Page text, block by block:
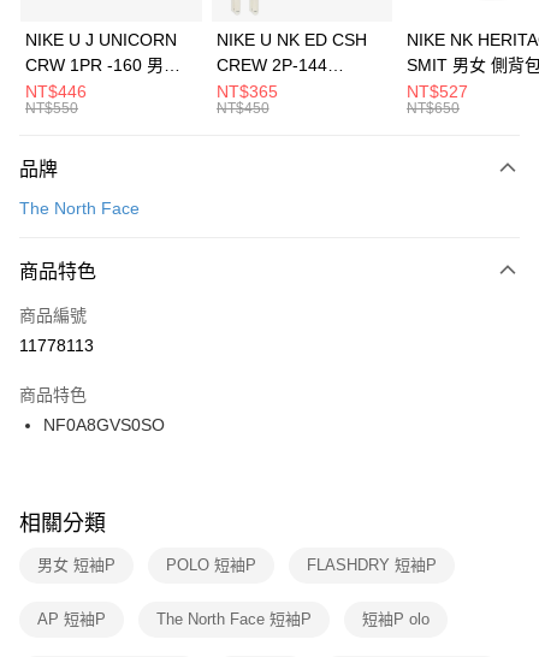
元大商業銀行
台灣樂天信用卡公司
全盈+PAY
AFTEE先享後付
【關於「AFTEE先享後付」】
便利好安心！
３．安心：先確認商品／服務後，再付款。
【「AFTEE先享後付」結帳流程】
１．於結帳方式選擇「AFTEE先享後付」後，將跳轉至「AFTEE先享後付」
２．訂單成立數日內，您將收到繳費通知簡訊。
３．收到繳費通知簡訊後14天內，點擊此簡訊中的連結，可透過四大超商／
ATM／網路銀行／等多元方式進行付款，方視為交易完成。
※ 交易是否成功請以「AFTEE先享後付 」之結帳頁面顯示為準，若有關於
是否繳費成功／繳費後需取消欲退款等相關疑問，請聯繫「AFTEE先享後付
客戶支援中心」
https://netprotections.freshdesk.com/support/home
１．透過由恩沛科技股份有限公司提供之「AFTEE先享後付」服務完成之交
運送方式
每筆NT$100，滿NT$1,500(含以上)免運費
宅配
每筆NT$100，滿NT$1,500(含以上)免運費
付款後門市自取
每筆NT$100，滿NT$1,500(含以上)免運費
NIKE U J UNICORN
CRW 1PR -160 男女
中統襪 FZ3393100
NT$446
NT$550
NIKE U NK ED CSH
CREW 2P-144
EMBRDY 男女 短統襪
FZ3073133
NT$365
NT$450
NIKE NK
SMIT 男女 側背
BA5871010
NT$527
NT$650
品牌
The North Face
商品特色
商品編號
11778113
商品特色
NF0A8GVS0SO
相關分類
男女 短袖P POLO 短袖P FLASHDRY 短袖P
AP 短袖P The North Face 短袖P 短袖P olo